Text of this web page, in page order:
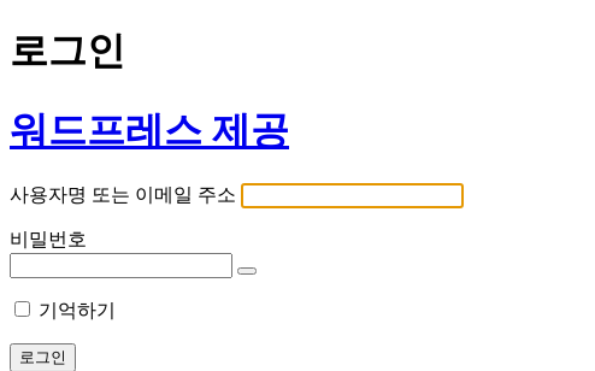
로그인
워드프레스 제공
사용자명 또는 이메일 주소
비밀번호
기억하기